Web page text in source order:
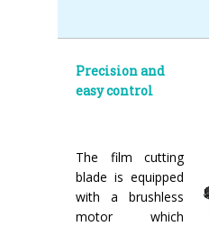
Precision and
easy control
The film cutting
blade is equipped
with a brushless
motor which